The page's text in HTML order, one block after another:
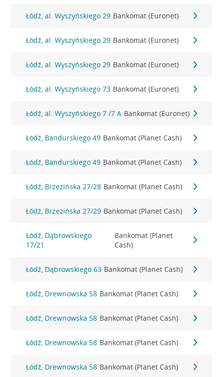
Łódź, al. Wyszyńskiego 29 Bankomat (Euronet)
Łódź, al. Wyszyńskiego 29 Bankomat (Euronet)
Łódź, al. Wyszyńskiego 29 Bankomat (Euronet)
Łódź, al. Wyszyńskiego 73 Bankomat (Euronet)
Łódź, al. Wyszyńskiego 7 /7 A Bankomat (Euronet)
Łódź, Bandurskiego 49 Bankomat (Planet Cash)
Łódź, Bandurskiego 49 Bankomat (Planet Cash)
Łódź, Brzezińska 27/28 Bankomat (Planet Cash)
Łódź, Brzezińska 27/29 Bankomat (Planet Cash)
Łódź, Dąbrowskiego
17/21
Bankomat (Planet
Cash)
Łódź, Dąbrowskiego 63 Bankomat (Planet Cash)
Łódź, Drewnowska 58 Bankomat (Planet Cash)
Łódź, Drewnowska 58 Bankomat (Planet Cash)
Łódź, Drewnowska 58 Bankomat (Planet Cash)
Łódź, Drewnowska 58 Bankomat (Planet Cash)